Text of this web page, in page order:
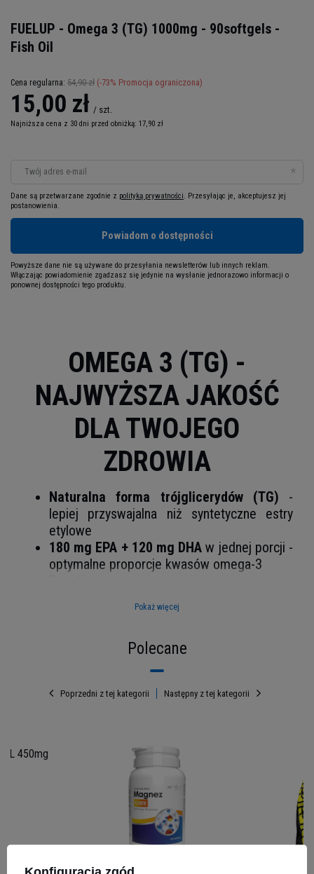
FUELUP - Omega 3 (TG) 1000mg - 90softgels -
Fish Oil
Cena regularna: 54,90 zł (-73% Promocja ograniczona)
15,00 zł / szt.
Najniższa cena z 30 dni przed obniżką: 17,90 zł
Twój adres e-mail
Dane są przetwarzane zgodnie z polityką prywatności. Przesyłając je, akceptujesz jej
postanowienia.
Powiadom o dostępności
Powyższe dane nie są używane do przesyłania newsletterów lub innych reklam.
Włączając powiadomienie zgadzasz się jedynie na wysłanie jednorazowo informacji o
ponownej dostępności tego produktu.
OMEGA 3 (TG) -
NAJWYŻSZA JAKOŚĆ
DLA TWOJEGO
ZDROWIA
Naturalna forma trójglicerydów (TG) -
lepiej przyswajalna niż syntetyczne estry
etylowe
180 mg EPA + 120 mg DHA w jednej porcji -
optymalne proporcje kwasów omega-3
Z głębinowych ryb morskich
90 miękkich kapsułek- wygodna forma
Pokaż więcej
Polecane
Poprzedni z tej kategorii
450mg
Następny z tej kategorii